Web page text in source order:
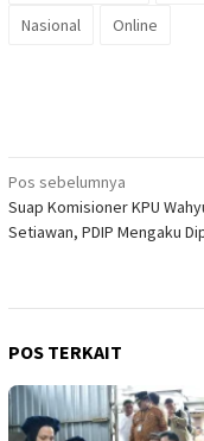
Nasional
Online
Navigasi
pos
Pos sebelumnya
Suap Komisioner KPU
Setiawan, PDIP Mengaku
POS TERKAIT